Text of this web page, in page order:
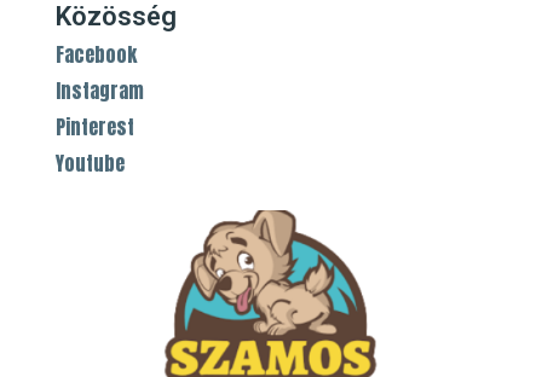
Közösség
Facebook
Instagram
Pinterest
Youtube